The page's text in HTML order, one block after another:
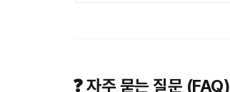
❓ 자주 묻는 질문 (FAQ)